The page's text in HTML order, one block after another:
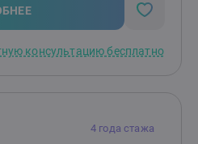
начнём с
Это время для вас – чтобы
Если вы ощутите доверие и
и потребности. —
консультацию бесплатно
4 года стажа